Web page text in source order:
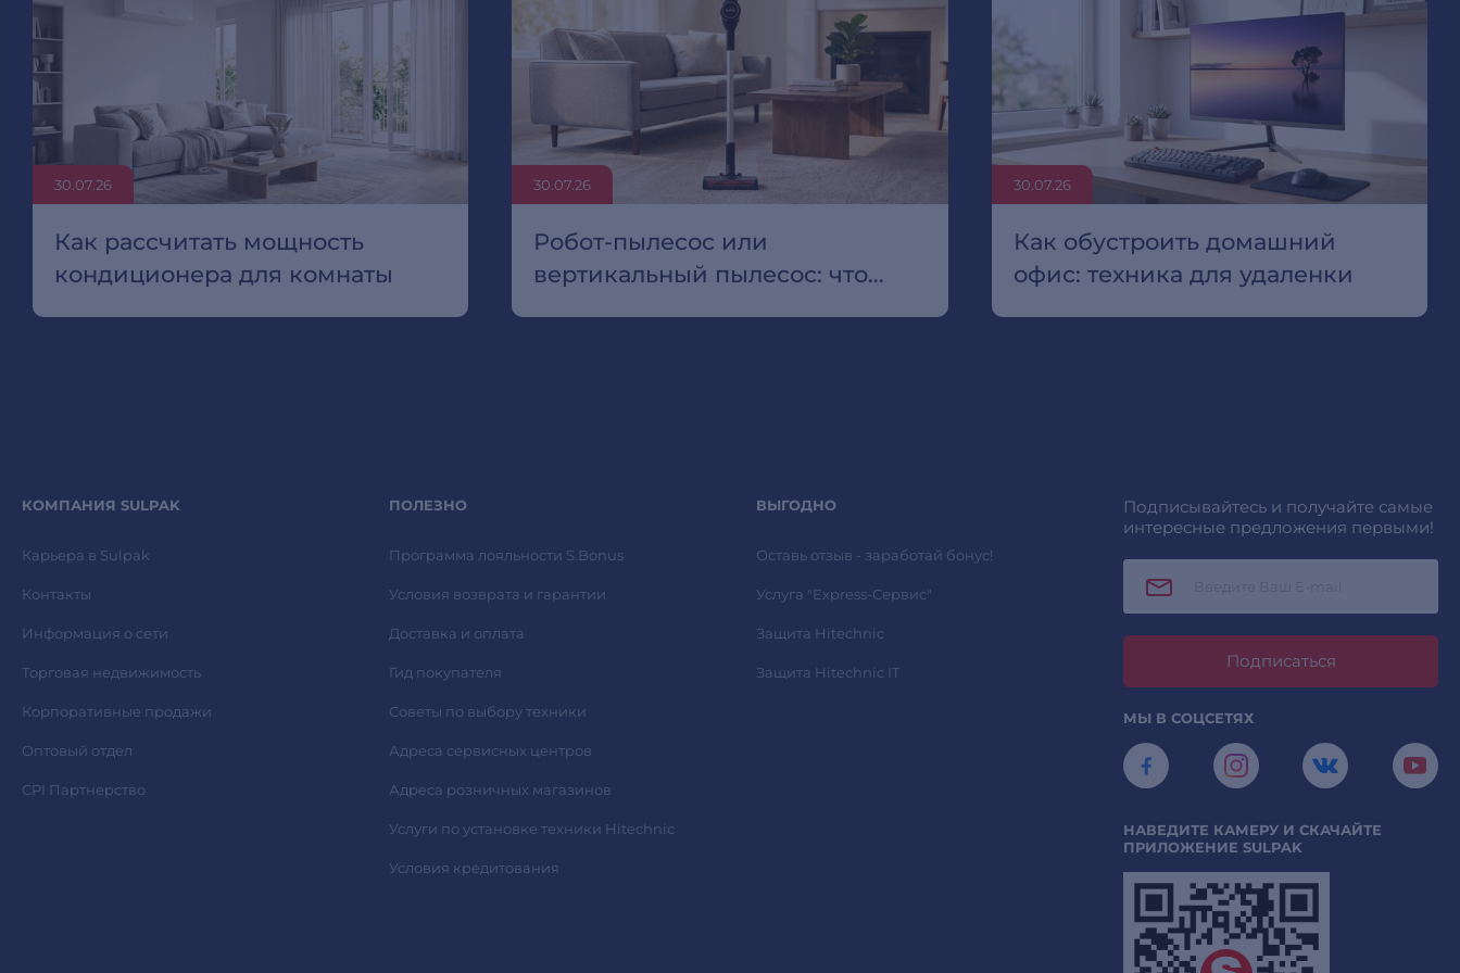
30.07.26
Как рассчитать мощность
кондиционера для комнаты
30.07.26
Робот-пылесос или
вертикальный пылесос: что
30.07.26
Как обустроить домашний
офис: техника для удаленки
КОМПАНИЯ SULPAK
Карьера в Sulpak
Контакты
Информация о сети
Торговая недвижимость
Корпоративные продажи
Оптовый отдел
CPI Партнерство
ПОЛЕЗНО
Программа лояльности S.Bonus
Условия возврата и гарантии
Доставка и оплата
Гид покупателя
Советы по выбору техники
Адреса сервисных центров
Адреса розничных магазинов
Услуги по установке техники Hitechnic
Условия кредитования
ВЫГОДНО
Оставь отзыв - заработай бонус!
Услуга "Express-Сервис"
Защита Hitechnic
Защита Hitechnic IT
Подписывайтесь и получайте самые
интересные предложения первыми!
Подписаться
МЫ В СОЦСЕТЯХ
НАВЕДИТЕ КАМЕРУ И СКАЧАЙТЕ
ПРИЛОЖЕНИЕ SULPAK